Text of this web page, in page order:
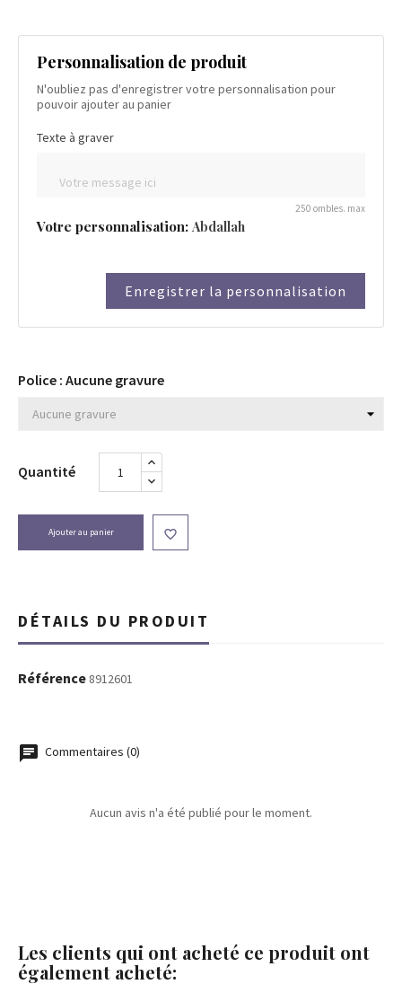
Personnalisation de produit
N'oubliez pas d'enregistrer votre personnalisation pour
pouvoir ajouter au panier
Texte à graver
250 ombles. max
Votre personnalisation: Abdallah
Enregistrer la personnalisation
Police : Aucune gravure
Quantité
Ajouter au panier 
DÉTAILS DU PRODUIT
Référence 8912601
Commentaires (0)
Aucun avis n'a été publié pour le moment.
Les clients qui ont acheté ce produit ont
également acheté: